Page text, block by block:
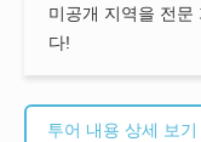
미공개 지역을 전문
다!
투어 내용 상세 보기